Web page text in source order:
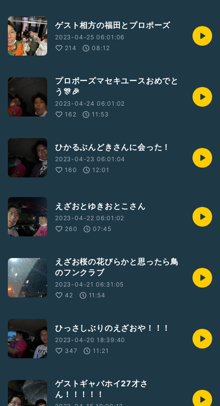
ゲスト相方の福田とプロポーズ
2023-04-25 06:01:06
214
08:12
プロポーズマセキユースおめでと
う🎊🎉
2023-04-24 06:01:02
162
11:53
ひかるぶんどきさんに会った！
2023-04-23 06:01:04
160
12:01
えざおとゆきおとこさん
2023-04-22 06:01:02
260
07:45
えざお桜の花びらかと思ったら鳥
のフンクラブ
2023-04-21 06:31:05
42
11:54
ひっさしぶりのえざおや！！！
2023-04-20 18:39:40
347
11:21
ゲストギャバホイ27才さ
ん！！！！！